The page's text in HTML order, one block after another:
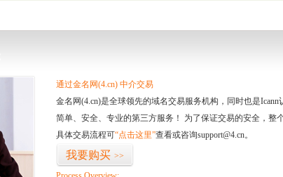
通过金名网(4.cn) 中介交易
金名网(4.cn)是全球领先的域名交易服务机构，同时也是
简单、安全、专业的第三方服务！ 为了保证交易的安全，整
具体交易流程可“点击这里”查看或咨询support@4.cn。
我要购买 >>